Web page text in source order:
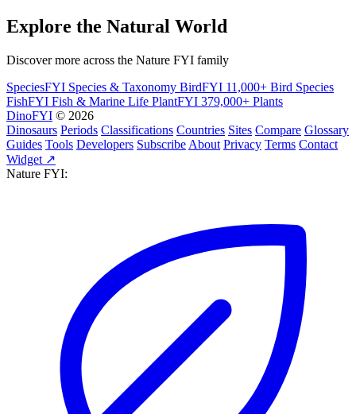
Explore the Natural World
Discover more across the Nature FYI family
SpeciesFYI Species & Taxonomy BirdFYI 11,000+ Bird Species
FishFYI Fish & Marine Life PlantFYI 379,000+ Plants
DinoFYI © 2026
Dinosaurs Periods Classifications Countries Sites Compare Glossary
Guides Tools Developers Subscribe About Privacy Terms Contact
Widget ↗
Nature FYI: